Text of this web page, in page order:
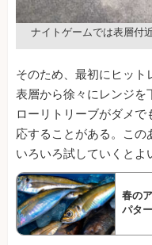
ナイトゲームでは表層付
そのため、最初にヒット
表層から徐々にレンジを
ローリトリーブがダメ
応することがある。この
いろいろ試していくとよ
春の
パタ